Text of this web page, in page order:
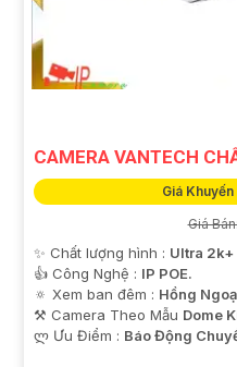
CAMERA VANTECH
Giá
Giá
✨ Chất lượng hình : Ultra 2k+
👍 Công Nghệ : IP POE.
🔅 Xem ban đêm : Hồng
⚒ Camera Theo Mẫu Dome
️ლ Ưu Điểm : Báo Động